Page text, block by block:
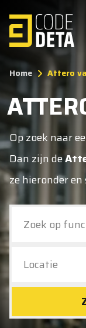
Home Attero
Op zoek naar
Dan zijn de
ze hieronder